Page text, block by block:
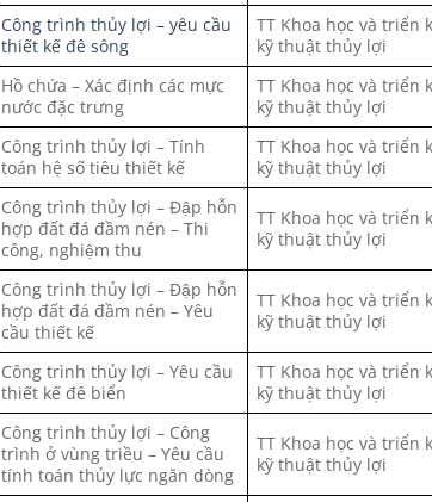
Công trình thủy lợi – yêu cầu
thiết kế đê sông
TT Khoa học và triển
kỹ thuật thủy lợi
Hồ chứa – Xác định các mực
nước đặc trưng
TT Khoa học và triển
kỹ thuật thủy lợi
Công trình thủy lợi – Tính
toán hệ số tiêu thiết kế
TT Khoa học và triển
kỹ thuật thủy lợi
Công trình thủy lợi – Đập hỗn
hợp đất đá đầm nén – Thi
công, nghiệm thu
TT Khoa học và triển
kỹ thuật thủy lợi
Công trình thủy lợi – Đập hỗn
hợp đất đá đầm nén – Yêu
cầu thiết kế
TT Khoa học và triển
kỹ thuật thủy lợi
Công trình thủy lợi – Yêu cầu
thiết kế đê biển
TT Khoa học và triển
kỹ thuật thủy lợi
Công trình thủy lợi – Công
trình ở vùng triều – Yêu cầu
tính toán thủy lực ngăn dòng
TT Khoa học và triển
kỹ thuật thủy lợi